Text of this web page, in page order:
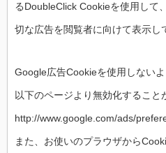
るDoubleClick Cookieを使用して
切な広告を閲覧者に向けて表示
Google広告Cookieを使用しないよ
以下のページより無効化すること
http://www.google.com/ads/
また、お使いのプラウザから